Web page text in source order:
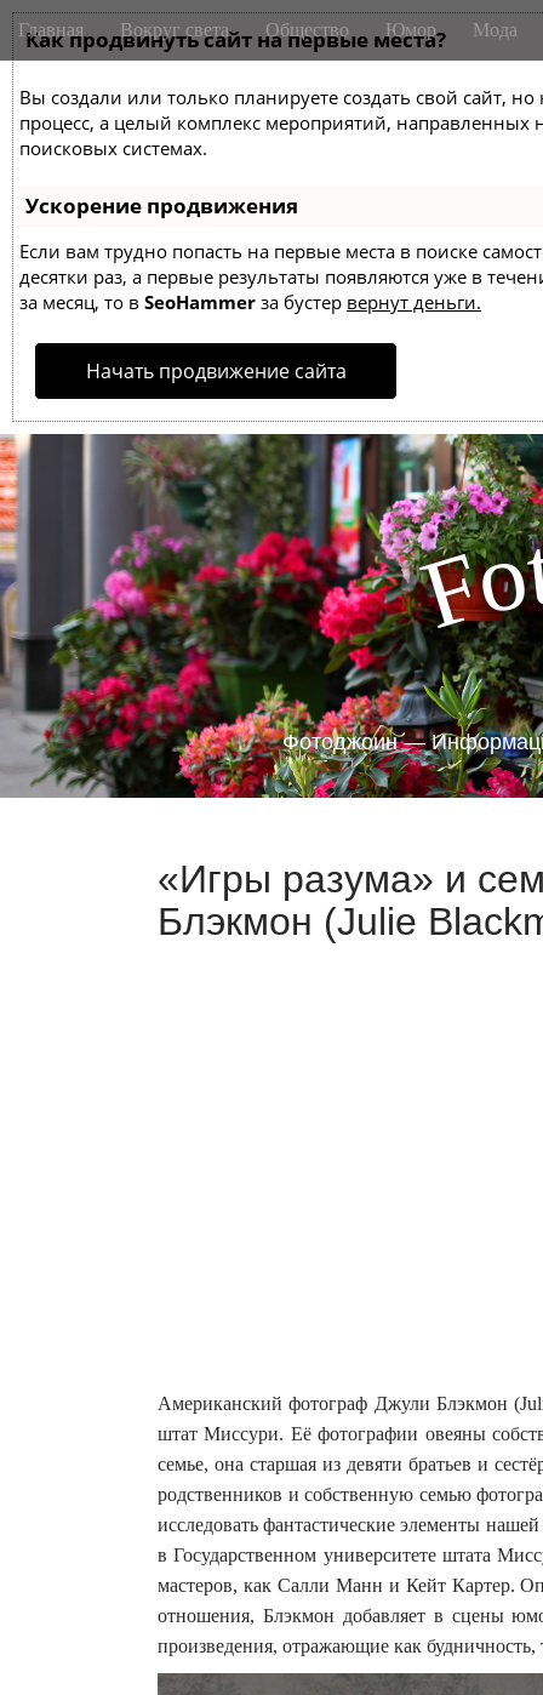
Как продвинуть сайт на первые места?
Вы создали или только планируете создать свой сайт,
процесс, а целый комплекс мероприятий,
поисковых системах.
Ускорение продвижения
Если вам трудно попасть на первые места в поиске
десятки раз, а первые результаты появляются уже в
за месяц, то в SeoHammer за бустер вернут деньги.
Начать продвижение сайта
M
a
n
m
e
n
u
i
Главная Вокруг света Общество Юмор Мода
Fo
Фотоджоин —
«Игры разума» и
Блэкмон (Julie
Американский фотограф Джули Блэкмон
штат Миссури. Её фотографии овеяны
семье, она старшая из девяти братьев и
родственников и собственную семью
исследовать фантастические элементы
в Государственном университете штата
мастеров, как Салли Манн и Кейт Картер.
отношения, Блэкмон добавляет в сцены
произведения, отражающие как